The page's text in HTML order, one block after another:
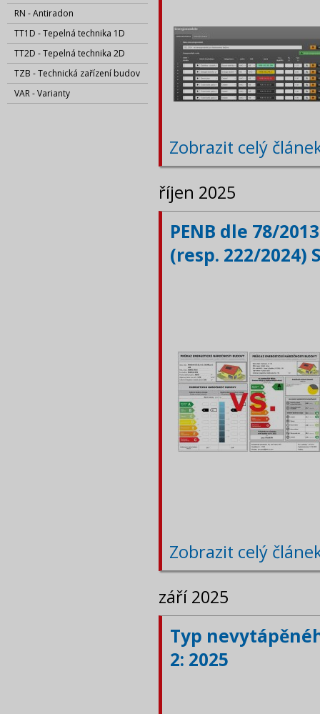
RN - Antiradon
TT1D - Tepelná technika 1D
TT2D - Tepelná technika 2D
TZB - Technická zařízení budov
VAR - Varianty
Zobrazit celý
říjen 2025
PENB dle 78/
(resp. 222/2024)
Zobrazit celý
září 2025
Typ
2: 2025